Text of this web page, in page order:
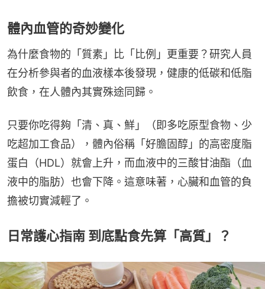
體內血管的奇妙變化
為什麼食物的「質素」比「比例」更重要？研究人員
在分析參與者的血液樣本後發現，健康的低碳和低脂
飲食，在人體內其實殊途同歸。
只要你吃得夠「清、真、鮮」（即多吃原型食物、少
吃超加工食品），體內俗稱「好膽固醇」的高密度脂
蛋白（HDL）就會上升，而血液中的三酸甘油酯（血
液中的脂肪）也會下降。這意味著，心臟和血管的負
擔被切實減輕了。
日常護心指南 到底點食先算「高質」？